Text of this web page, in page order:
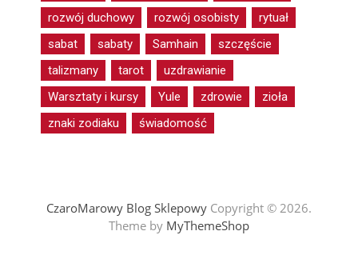
rozwój duchowy
rozwój osobisty
rytuał
sabat
sabaty Samhain
szczęście
talizmany
tarot
uzdrawianie
Warsztaty i kursy
Yule zdrowie
zioła
znaki zodiaku
świadomość
CzaroMarowy Blog SklepowyCopyright © 2026.
Theme by MyThemeShop